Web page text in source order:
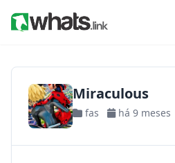
Miraculous
fas há 9 meses